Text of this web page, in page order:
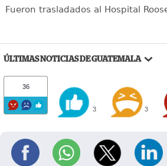
Fueron trasladados al Hospital
ÚLTIMAS NOTICIAS DE GUATEMALA
36
3 3